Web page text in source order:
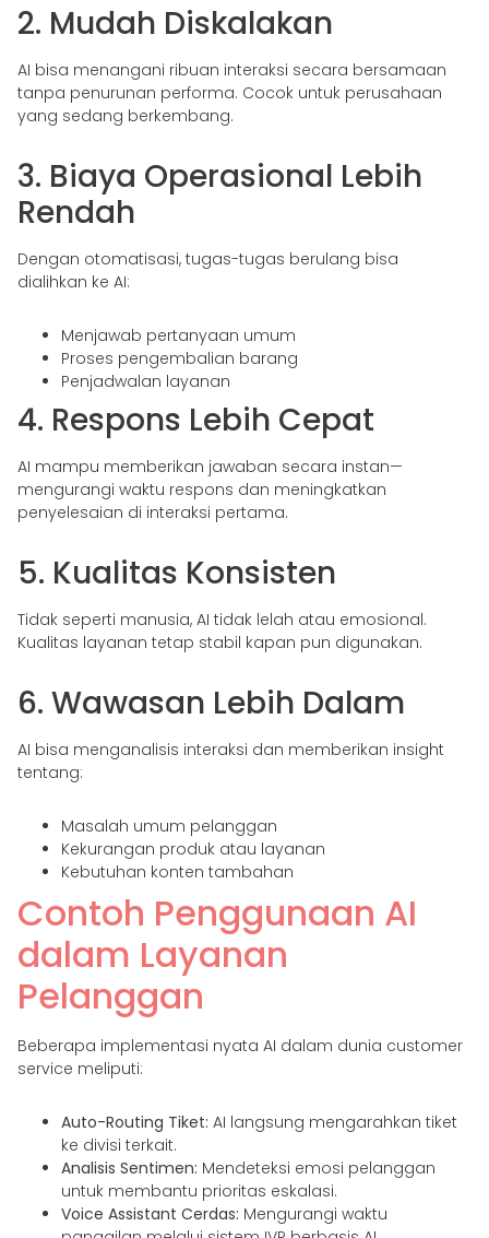
2. Mudah Diskalakan
AI bisa menangani ribuan interaksi secara bersamaan
tanpa penurunan performa. Cocok untuk perusahaan
yang sedang berkembang.
3. Biaya Operasional Lebih
Rendah
Dengan otomatisasi, tugas-tugas berulang bisa
dialihkan ke AI:
Menjawab pertanyaan umum
Proses pengembalian barang
Penjadwalan layanan
4. Respons Lebih Cepat
AI mampu memberikan jawaban secara instan—
mengurangi waktu respons dan meningkatkan
penyelesaian di interaksi pertama.
5. Kualitas Konsisten
Tidak seperti manusia, AI tidak lelah atau emosional.
Kualitas layanan tetap stabil kapan pun digunakan.
6. Wawasan Lebih Dalam
AI bisa menganalisis interaksi dan memberikan insight
tentang:
Masalah umum pelanggan
Kekurangan produk atau layanan
Kebutuhan konten tambahan
Contoh Penggunaan AI
dalam Layanan
Pelanggan
Beberapa implementasi nyata AI dalam dunia customer
service meliputi:
Auto-Routing Tiket: AI langsung mengarahkan tiket
ke divisi terkait.
Analisis Sentimen: Mendeteksi emosi pelanggan
untuk membantu prioritas eskalasi.
Voice Assistant Cerdas: Mengurangi waktu